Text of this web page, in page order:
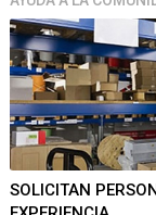
SOLICITAN